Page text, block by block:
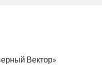
Вектор»